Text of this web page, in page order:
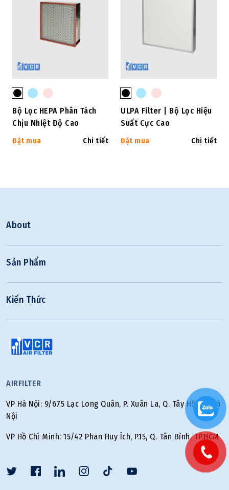
Bộ Lọc HEPA Phân Tách
Chịu Nhiệt Độ Cao
Đặt mua Chi tiết
ULPA Filter | Bộ Lọc Hiệu
Suất Cực Cao
Đặt mua Chi tiết
About
Sản Phẩm
Kiến Thức
AIRFILTER
VP Hà Nội: 9/675 Lạc Long Quân, P. Xuân La, Q. Tây Hồ, TP. Hà
Nội
VP Hồ Chí Minh: 15/42 Phan Huy Ích, P.15, Q. Tân Bình, TP.HCM